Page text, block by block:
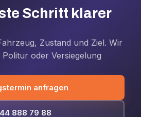
Schritt klarer
Zustand und Ziel. Wir
oder Versiegelung
anfragen
888 79 88